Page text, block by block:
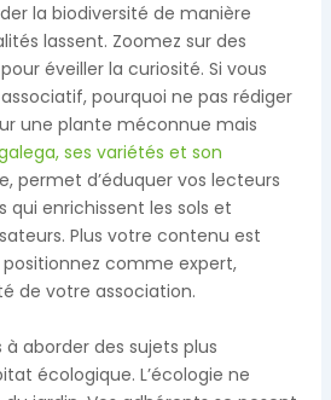
la biodiversité de manière
lassent. Zoomez sur des
éveiller la curiosité. Si vous
pourquoi ne pas rédiger
une plante méconnue mais
ses variétés et son
permet d’éduquer vos lecteurs
qui enrichissent les sols et
Plus votre contenu est
positionnez comme expert,
de votre association.
à aborder des sujets plus
écologique. L’écologie ne